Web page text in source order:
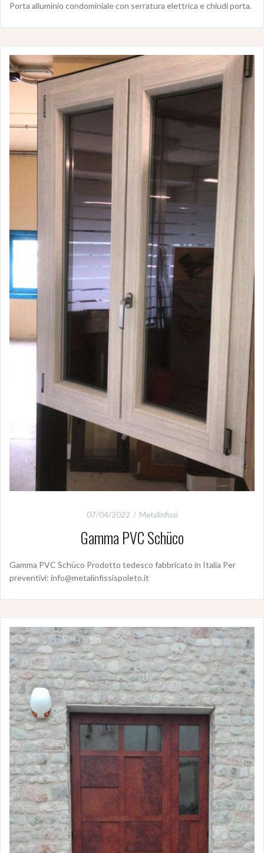
Porta alluminio condominiale con serratura elettrica e chiudi porta.
07/04/2022 Metalinfissi
Gamma PVC Schüco
Gamma PVC Schüco Prodotto tedesco fabbricato in Italia Per
preventivi: info@metalinfissispoleto.it